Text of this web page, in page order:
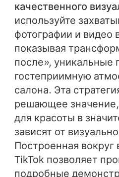
качественного
используйте
фотографии и видео
показывая
после», уникальные
гостеприимную
салона. Эта
решающее значение,
для красоты в
зависят от
Построенная
TikTok позволяет
подробные